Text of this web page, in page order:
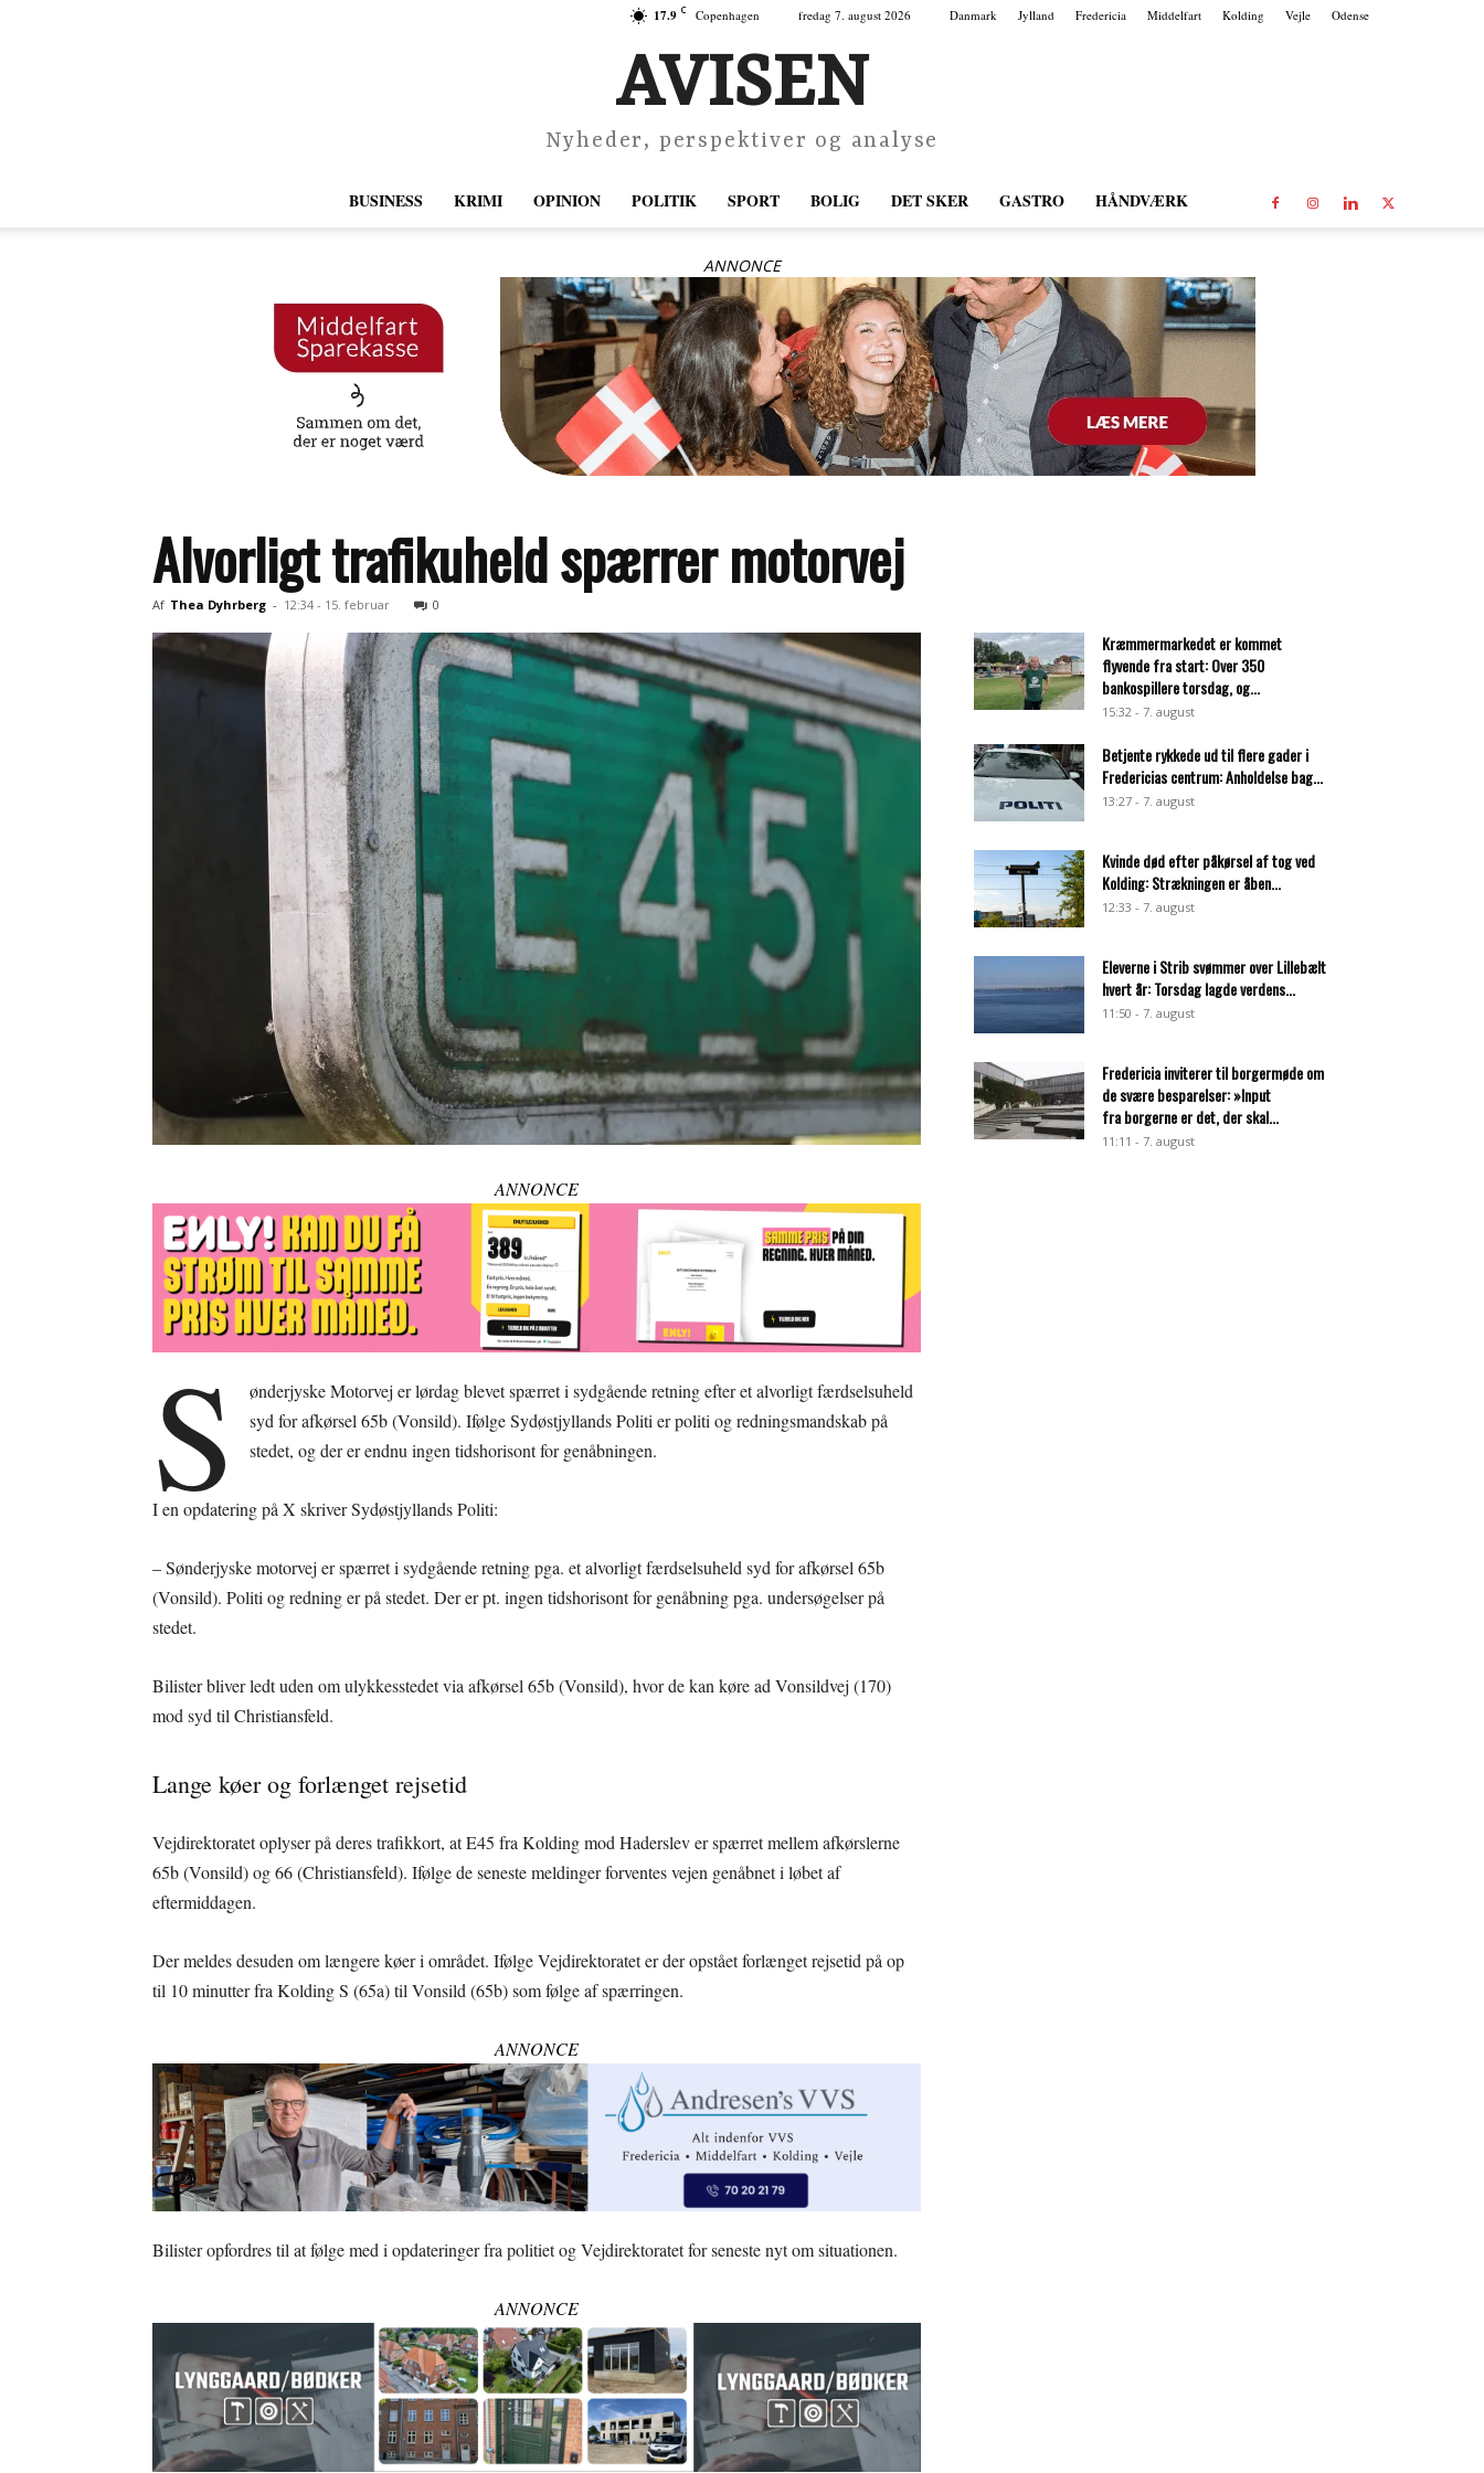
17.9 C Copenhagen fredag 7. august 2026 Danmark Jylland Fredericia Middelfart Kolding Vejle Odense
AVISEN
Nyheder, perspektiver og analyse
BUSINESS KRIMI OPINION POLITIK SPORT BOLIG DET SKER GASTRO HÅNDVÆRK
ANNONCE
Alvorligt trafikuheld spærrer motorvej
Af Thea Dyhrberg - 12:34 - 15. februar 0
ANNONCE
S
ønderjyske Motorvej er lørdag blevet spærret i sydgående retning efter et alvorligt færdselsuheld
syd for afkørsel 65b (Vonsild). Ifølge Sydøstjyllands Politi er politi og redningsmandskab på
stedet, og der er endnu ingen tidshorisont for genåbningen.
I en opdatering på X skriver Sydøstjyllands Politi:
– Sønderjyske motorvej er spærret i sydgående retning pga. et alvorligt færdselsuheld syd for afkørsel 65b
(Vonsild). Politi og redning er på stedet. Der er pt. ingen tidshorisont for genåbning pga. undersøgelser på
stedet.
Bilister bliver ledt uden om ulykkesstedet via afkørsel 65b (Vonsild), hvor de kan køre ad Vonsildvej (170)
mod syd til Christiansfeld.
Lange køer og forlænget rejsetid
Vejdirektoratet oplyser på deres trafikkort, at E45 fra Kolding mod Haderslev er spærret mellem afkørslerne
65b (Vonsild) og 66 (Christiansfeld). Ifølge de seneste meldinger forventes vejen genåbnet i løbet af
eftermiddagen.
Der meldes desuden om længere køer i området. Ifølge Vejdirektoratet er der opstået forlænget rejsetid på op
til 10 minutter fra Kolding S (65a) til Vonsild (65b) som følge af spærringen.
ANNONCE
Bilister opfordres til at følge med i opdateringer fra politiet og Vejdirektoratet for seneste nyt om situationen.
ANNONCE
Kræmmermarkedet er kommet
flyvende fra start: Over 350
bankospillere torsdag, og...
15:32 - 7. august
Betjente rykkede ud til flere gader i
Fredericias centrum: Anholdelse bag...
13:27 - 7. august
Kvinde død efter påkørsel af tog ved
Kolding: Strækningen er åben...
12:33 - 7. august
Eleverne i Strib svømmer over Lillebælt
hvert år: Torsdag lagde verdens...
11:50 - 7. august
Fredericia inviterer til borgermøde om
de svære besparelser: »Input
fra borgerne er det, der skal...
11:11 - 7. august